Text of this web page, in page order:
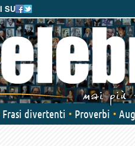
SU
Frasi divertenti Proverbi